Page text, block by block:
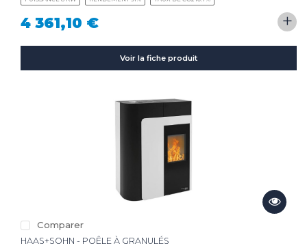
4 361,10 € +
Voir la fiche produit
Comparer
HAAS+SOHN - POÊLE À GRANULÉS